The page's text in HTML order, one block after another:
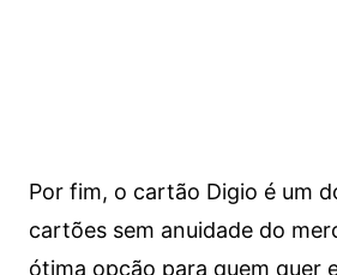
Por fim, o cartão Digio é um
cartões sem anuidade do
ótima opção para quem quer